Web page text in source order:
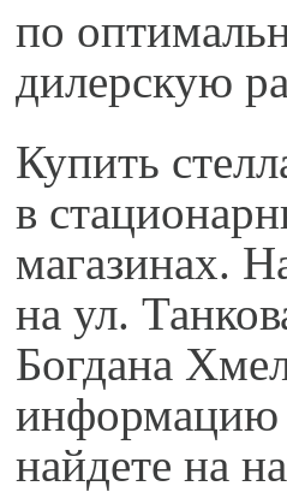
по
дилерскую
Купить
в
магазинах.
на ул.
Богдана
информацию
найдете на